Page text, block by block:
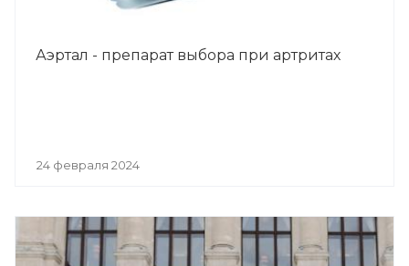
Аэртал - препарат выбора при артритах
24 февраля 2024